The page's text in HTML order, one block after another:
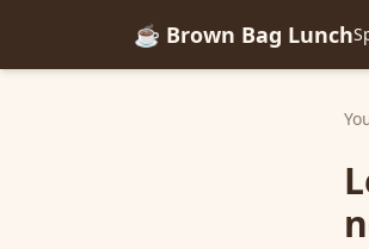
☕ Brown Bag Lunch